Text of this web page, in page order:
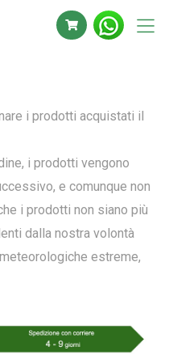
i prodotti acquistati il
i prodotti vengono
e comunque non
i prodotti non siano più
dalla nostra volontà
estreme,